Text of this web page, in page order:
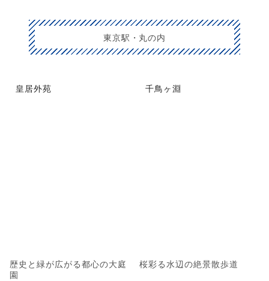
東京駅・丸の内
皇居外苑
歴史と緑が広がる都心の大庭
園
千鳥ヶ淵
桜彩る水辺の絶景散歩道